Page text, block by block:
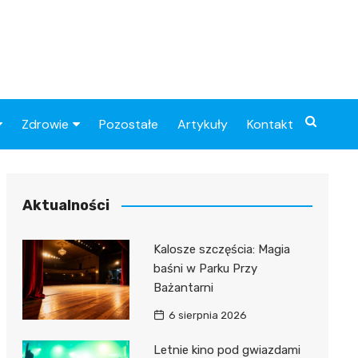
Zdrowie
Przychodnie
Apteki
Pozostałe Artykuły Kontakt
Aktualności
Kalosze szczęścia: Magia
baśni w Parku Przy
Bażantarni
6 sierpnia 2026
Letnie kino pod gwiazdami